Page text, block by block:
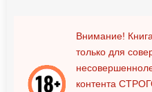
Внимание!
только для
контента